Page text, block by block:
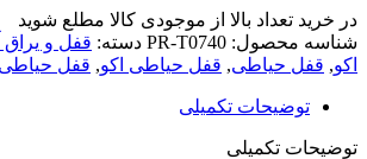
در خرید تعداد بالا از موجودی کالا مطلع شوید
شناسه محصول: PR-T0740 دسته: قفل و یراق
اکو, قفل حیاطی, قفل حیاطی اکو, قفل
توضیحات تکمیلی
توضیحات تکمیلی